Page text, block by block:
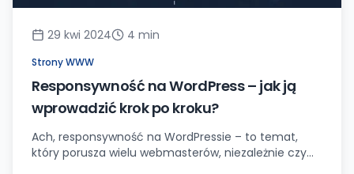
29 kwi 2024 4 min
Strony WWW
Responsywność na WordPress – jak ją
wprowadzić krok po kroku?
Ach, responsywność na WordPressie – to temat,
który porusza wielu webmasterów, niezależnie czy